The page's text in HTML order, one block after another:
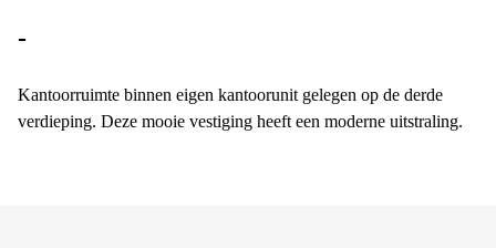
-
Kantoorruimte binnen eigen kantoorunit gelegen op de derde
verdieping. Deze mooie vestiging heeft een moderne uitstraling.